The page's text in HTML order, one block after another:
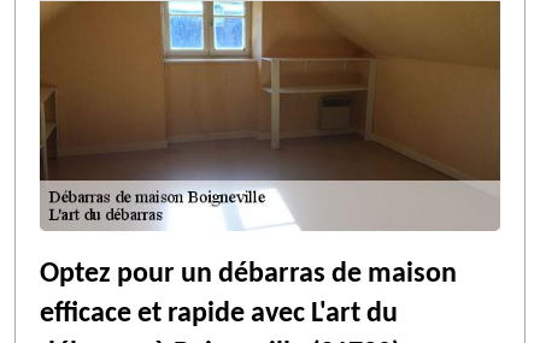
Optez pour un débarras de maison
efficace et rapide avec L'art du